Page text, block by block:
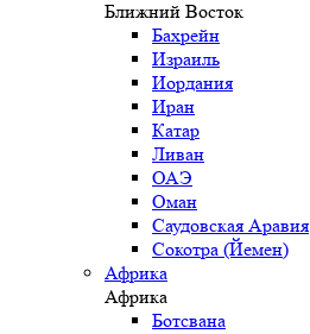
Ближний Восток
Бахрейн
Израиль
Иордания
Иран
Катар
Ливан
ОАЭ
Оман
Саудовская Аравия
Сокотра (Йемен)
Африка
Африка
Ботсвана